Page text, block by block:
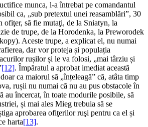
munca, l-a întrebat pe comandantul
ca, „sub pretextul unei reasamblări”, 30
ofiţer, să fie mutaţi, de la Sniatyn, la
de trupe, de la Horodenka, la Preworodek
Aceste trupe, a explicat el, nu numai
dar vor proteja și populația
rușilor și le va folosi, „mai târziu și
[12]. Împăratul a aprobat imediat această
ca maiorul să „înțeleagă” că, atâta timp
rușii nu numai că nu au pus obstacole în
au încercat, în toate modurile posibile, să
și mai ales Mieg trebuia să se
aprobarea ofiţerilor ruşi pentru ca el și
harta[13].